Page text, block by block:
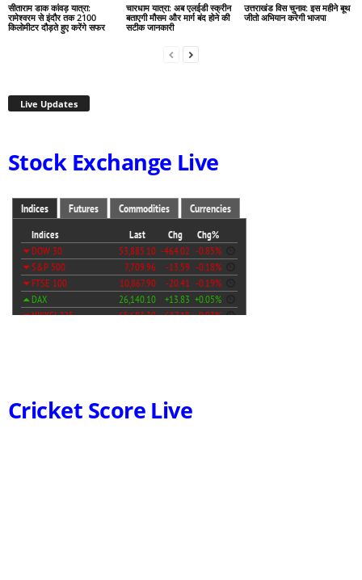
सीताराम डाक कांवड़ यात्रा:
रामेश्वरम से इंदौर तक 2100
किलोमीटर दौड़ते हुए करेंगे सफर
चारधाम यात्रा: अब एलईडी स्क्रीन
बताएगी मौसम और मार्ग बंद होने की
सटीक जानकारी
उत्तराखंड विस चुनाव: इस महीने बूथ
जीतो अभियान करेगी भाजपा
Live Updates
Stock Exchange Live
Cricket Score Live